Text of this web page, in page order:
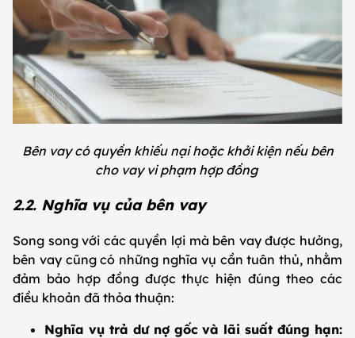
Bên vay có quyền khiếu nại hoặc khởi kiện nếu bên
cho vay vi phạm hợp đồng
2.2. Nghĩa vụ của bên vay
Song song với các quyền lợi mà bên vay được hưởng,
bên vay cũng có những nghĩa vụ cần tuân thủ, nhằm
đảm bảo hợp đồng được thực hiện đúng theo các
điều khoản đã thỏa thuận:
Nghĩa vụ trả dư nợ gốc và lãi suất đúng hạn: